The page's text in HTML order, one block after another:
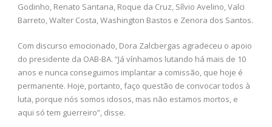
Godinho, Renato Santana, Roque da Cruz, Sílvio Avelino, Valci
Barreto, Walter Costa, Washington Bastos e Zenora dos Santos.
Com discurso emocionado, Dora Zalcbergas agradeceu o apoio
do presidente da OAB-BA. “Já vínhamos lutando há mais de 10
anos e nunca conseguimos implantar a comissão, que hoje é
permanente. Hoje, portanto, faço questão de convocar todos à
luta, porque nós somos idosos, mas não estamos mortos, e
aqui só tem guerreiro”, disse.